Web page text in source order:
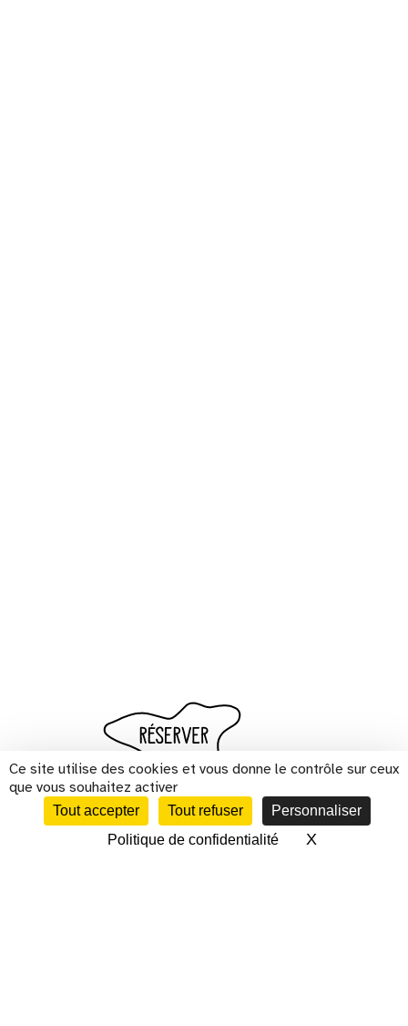
Ce site utilise des cookies et vous donne le contrôle sur ceux
que vous souhaitez activer
Tout accepter Tout refuser
Personnaliser
Politique de confidentialité
XMasquer le
CALENDRIER